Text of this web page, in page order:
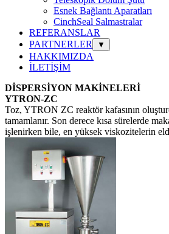
Esnek Bağlantı Aparatları
CinchSeal Salmastralar
REFERANSLAR
PARTNERLER
▼
HAKKIMIZDA
İLETİŞİM
DİSPERSİYON MAKİNELERİ
YTRON-ZC
Toz, YTRON ZC reaktör kafasının
tamamlanır. Son derece kısa sürelerde
işlenirken bile, en yüksek viskozitelerin